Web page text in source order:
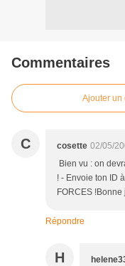
Commentaires
Ajouter un
C cosette 02/05/
Bien vu : on
! - Envoie ton ID
FORCES
Répondre
H